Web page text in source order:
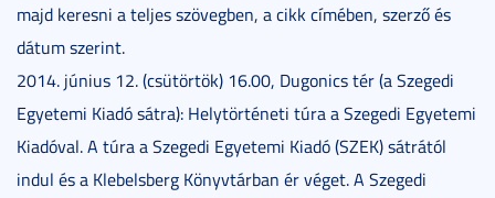
majd keresni a teljes szövegben, a cikk címében, szerző és
dátum szerint.
2014. június 12. (csütörtök) 16.00, Dugonics tér (a Szegedi
Egyetemi Kiadó sátra): Helytörténeti túra a Szegedi Egyetemi
Kiadóval. A túra a Szegedi Egyetemi Kiadó (SZEK) sátrától
indul és a Klebelsberg Könyvtárban ér véget. A Szegedi